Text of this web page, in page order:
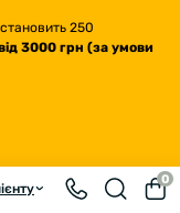
250
3000 грн (за умови
0